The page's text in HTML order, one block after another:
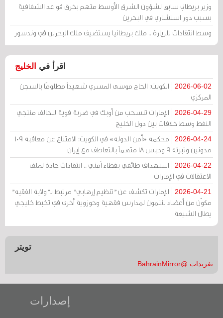
وزير بريطاني سابق لشؤون الشرق الأوسط متهم بخرق قواعد الشفافية
بسبب دور استشاري في البحرين
وسط انتقادات للزيارة .. ملك بريطانيا يستضيف ملك البحرين في وندسور
اقرأ في الخليج
2026-06-02
الكويت: الحاج موسى المسري شهيداً مظلومًا بالسجن
المركزي
2026-04-29
الإمارات تنسحب من أوبك في ضربة قوية لتحالف منتجي
النفط وسط خلافات بين دول الخليج
2026-04-24
محكمة «أمن الدولة» في الكويت: الامتناع عن معاقبة 109
مدونين وتبرئة 9 وحبس 18 متهماً بالتعاطف مع إيران
2026-04-22
استهداف طائفي بغطاء أمني .. انتقادات حادة لملف
الاعتقالات في الإمارات
2026-04-21
الإمارات تكشف عن "تنظيم إرهابي" مرتبط بـ"ولاية الفقيه"
مكوّن من أعضاء ينتمون لمدارس فقهية وحوزوية أخرى في تخبط خليجي
يطال الشيعة
تويتر
تغريدات @BahrainMirror
إصدارات